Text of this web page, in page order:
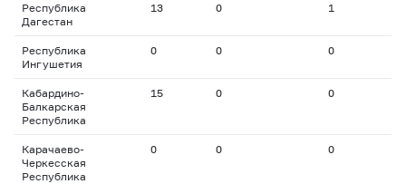
Республика
Дагестан
13 0 1
Республика
Ингушетия
0 0 0
Кабардино-
Балкарская
Республика
15 0 0
Карачаево-
Черкесская
Республика
0 0 0